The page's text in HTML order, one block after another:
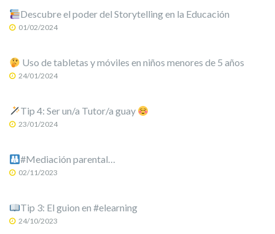
Descubre el poder del Storytelling en la Educación
01/02/2024
Uso de tabletas y móviles en niños menores de 5 años
24/01/2024
Tip 4: Ser un/a Tutor/a guay
23/01/2024
#Mediación parental…
02/11/2023
Tip 3: El guion en #elearning
24/10/2023